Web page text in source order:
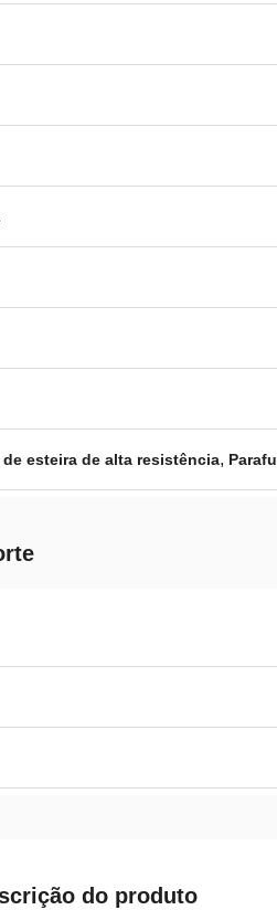
esteira de alta resistência,
do produto